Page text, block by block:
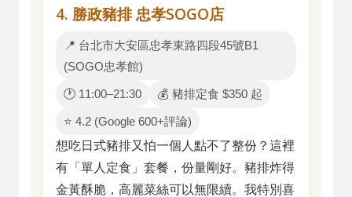
4. 勝政豬排 忠孝SOGO店
📍 台北市大安區忠孝東路四段45號B1
(SOGO忠孝館)
🕐 11:00–21:30 💰 豬排定食 $350 起
⭐ 4.2 (Google 600+評論)
想吃日式豬排又怕一個人點不了整份？這裡
有「單人定食」套餐，份量剛好。豬排炸得
金黃酥脆，高麗菜絲可以無限續。我特別喜